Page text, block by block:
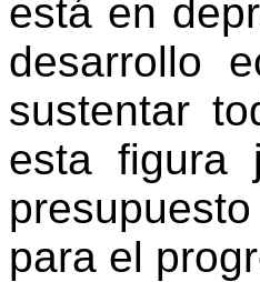
está en
desarrollo
sustentar
esta figura
para el